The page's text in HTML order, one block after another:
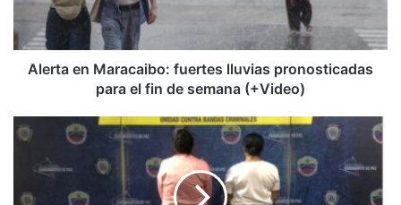
el
fin
Alerta en Maracaibo: fuertes lluvias pronosticadas
para el fin de semana (+Video)
Detienen
mujeres
por